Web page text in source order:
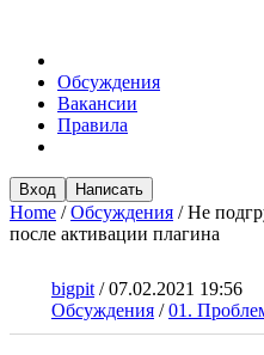
Обсуждения
Вакансии
Правила
Вход Написать
Home /Обсуждения /Не
после активации плагина
bigpit /07.02.2021 19:56
Обсуждения /01.